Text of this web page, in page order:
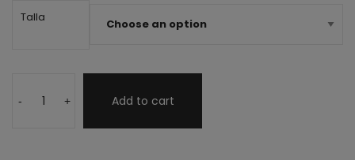
Talla
- + Add to cart